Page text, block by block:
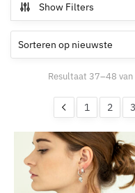
Show Filters
Resultaat 37–48
1 2 3